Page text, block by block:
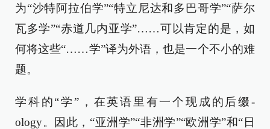
为“沙特阿拉伯学”“特立尼达和多巴哥学”“萨尔
瓦多学”“赤道几内亚学”……可以肯定的是，如
何将这些“……学”译为外语，也是一个不小的难
题。
学科的“学”，在英语里有一个现成的后缀-
ology。因此，“亚洲学”“非洲学”“欧洲学”和“日